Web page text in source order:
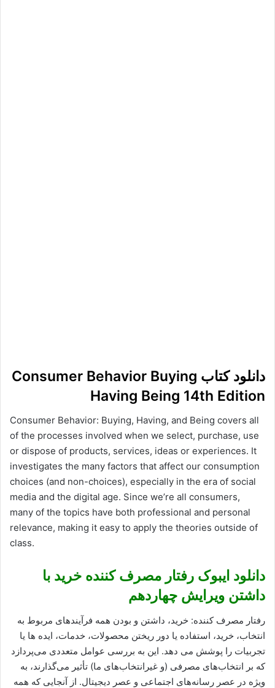
دانلود کتاب Consumer Behavior Buying
Having Being 14th Edition
Consumer Behavior: Buying, Having, and Being covers all
of the processes involved when we select, purchase, use
or dispose of products, services, ideas or experiences. It
investigates the many factors that affect our consumption
choices (and non-choices), especially in the era of social
media and the digital age. Since we’re all consumers,
many of the topics have both professional and personal
relevance, making it easy to apply the theories outside of
class.
دانلود ایبوک رفتار مصرف کننده خرید با
داشتن ویرایش چهاردهم
رفتار مصرف کننده: خرید، داشتن و بودن همه فرآیندهای مربوط به
انتخاب، خرید، استفاده یا دور ریختن محصولات، خدمات، ایده ها یا
تجربیات را پوشش می دهد. این به بررسی عوامل متعددی می‌پردازد
که بر انتخاب‌های مصرفی (و غیرانتخاب‌های ما) تأثیر می‌گذارند، به
ویژه در عصر رسانه‌های اجتماعی و عصر دیجیتال. از آنجایی که همه